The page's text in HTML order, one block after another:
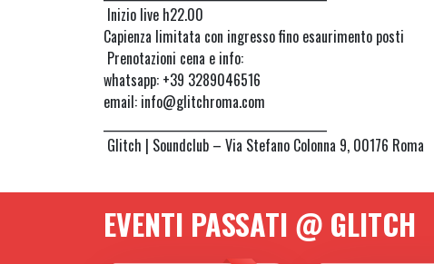
Inizio live h22.00
Capienza limitata con ingresso fino esaurimento posti
Prenotazioni cena e info:
whatsapp: +39 3289046516
email: info@glitchroma.com
Glitch | Soundclub – Via Stefano Colonna 9, 00176 Roma
EVENTI PASSATI @ GLITCH